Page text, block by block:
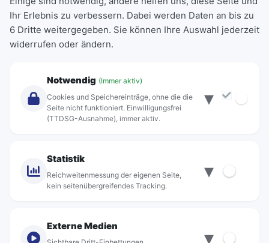
Schülerkarte
Einzeltickets
Abonnements
Über Rebus
Standorte
Ihr Erlebnis zu verbessern. Dabei werden Daten an bis zu
6 Dritte weitergegeben. Sie können Ihre Auswahl jederzeit
widerrufen oder ändern.
Notwendig (Immer aktiv)
Cookies und Speichereinträge, ohne die die
Seite nicht funktioniert. Einwilligungsfrei
(TTDSG-Ausnahme), immer aktiv.
▾
Statistik
Reichweitenmessung der eigenen Seite,
kein seitenübergreifendes Tracking.
▾
Externe Medien
▾